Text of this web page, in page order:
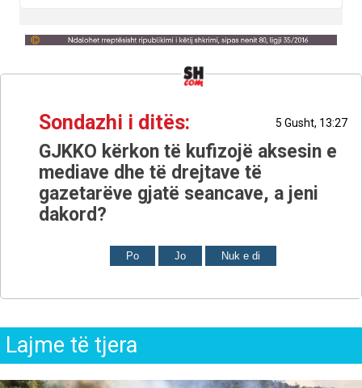
Sondazhi i ditës: 5 Gusht, 13:27
GJKKO kërkon të kufizojë aksesin e
mediave dhe të drejtave të
gazetarëve gjatë seancave, a jeni
dakord?
Po Jo Nuk e di
Lajme të tjera